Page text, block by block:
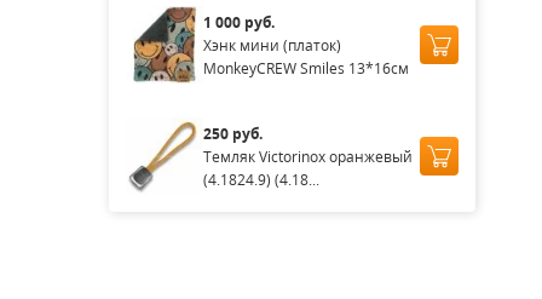
1 000 руб.
Хэнк мини (платок)
MonkeyCREW Smiles 13*16см
250 руб.
Темляк Victorinox оранжевый
(4.1824.9) (4.18...